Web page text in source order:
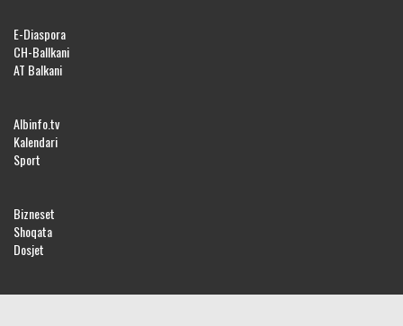
E-Diaspora
CH-Ballkani
AT Balkani
Albinfo.tv
Kalendari
Sport
Bizneset
Shoqata
Dosjet